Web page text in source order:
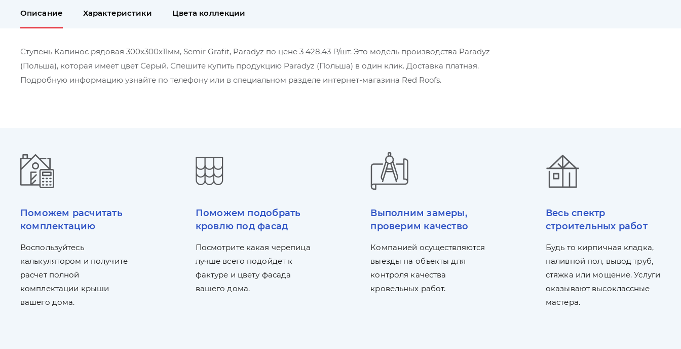
Описание Характеристики Цвета коллекции
Ступень Капинос рядовая 300x300x11мм, Semir Grafit, Paradyz по цене 3 428,43 ₽/шт. Это модель производства Paradyz
(Польша), которая имеет цвет Серый. Спешите купить продукцию Paradyz (Польша) в один клик. Доставка платная.
Подробную информацию узнайте по телефону или в специальном разделе интернет-магазина Red Roofs.
Поможем расчитать
комплектацию
Воспользуйтесь
калькулятором и получите
расчет полной
комплектации крыши
вашего дома.
Поможем подобрать
кровлю под фасад
Посмотрите какая черепица
лучше всего подойдет к
фактуре и цвету фасада
вашего дома.
Выполним замеры,
проверим качество
Компанией осуществляются
выезды на объекты для
контроля качества
кровельных работ.
Весь спектр
строительных работ
Будь то кирпичная кладка,
наливной пол, вывод труб,
стяжка или мощение. Услуги
оказывают высоклассные
мастера.